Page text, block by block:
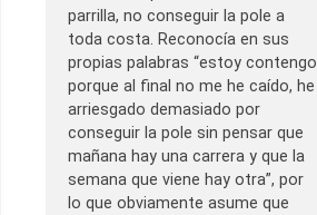
parrilla, no conseguir la pole a
toda costa. Reconocía en sus
propias palabras “estoy contengo
porque al final no me he caído, he
arriesgado demasiado por
conseguir la pole sin pensar que
mañana hay una carrera y que la
semana que viene hay otra”, por
lo que obviamente asume que